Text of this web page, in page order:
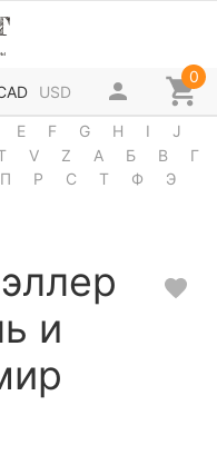
USD
0
E F G H I
J
V Z А Б В
Г
П Р С Т Ф
Э
и